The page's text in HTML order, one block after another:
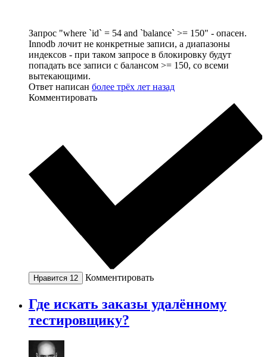
Запрос "where `id` = 54 and `balance` >= 150" - опасен.
Innodb лочит не конкретные записи, а диапазоны
индексов - при таком запросе в блокировку будут
попадать все записи с балансом >= 150, со всеми
вытекающими.
Ответ написан более трёх лет назад
Комментировать
Нравится 12 Комментировать
Где искать заказы удалённому
тестировщику?